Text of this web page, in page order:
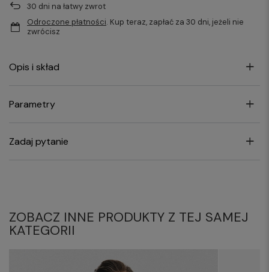
30 dni na łatwy zwrot
Odroczone płatności. Kup teraz, zapłać za 30 dni, jeżeli nie
zwrócisz
Opis i skład
Parametry
Zadaj pytanie
ZOBACZ INNE PRODUKTY Z TEJ SAMEJ
KATEGORII